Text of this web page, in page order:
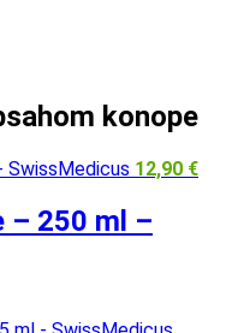
konope
12,90 €
– 250 ml –